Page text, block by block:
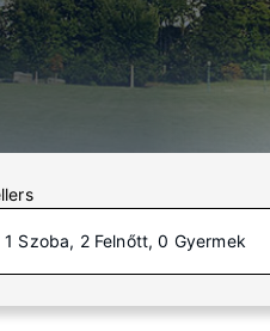
1 Szoba, 2 Felnőtt, 0 Gyermek